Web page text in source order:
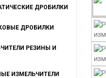
ДРОБИЛКИ
ДРОБИЛКИ
РЕЗИНЫ И
ИЗМЕЛЬЧИТЕЛИ